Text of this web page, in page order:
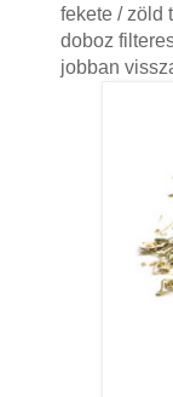
fekete / zöld
doboz
jobban